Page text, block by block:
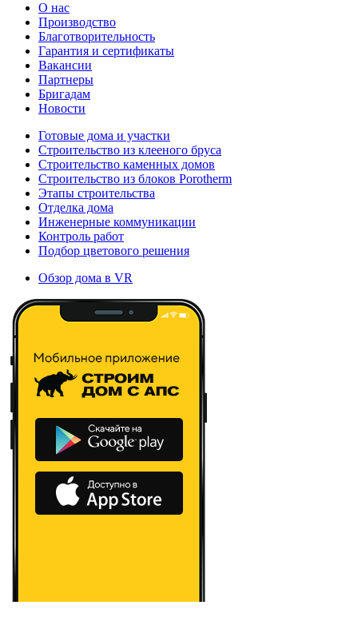
О нас
Производство
Благотворительность
Гарантия и сертификаты
Вакансии
Партнеры
Бригадам
Новости
Готовые дома и участки
Строительство из клееного бруса
Строительство каменных домов
Строительство из блоков Porotherm
Этапы строительства
Отделка дома
Инженерные коммуникации
Контроль работ
Подбор цветового решения
Обзор дома в VR